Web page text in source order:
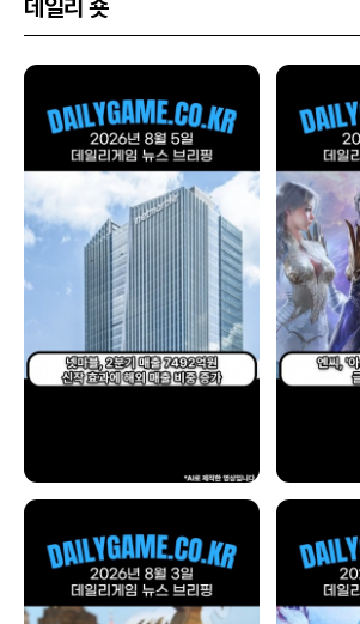
데일리 숏